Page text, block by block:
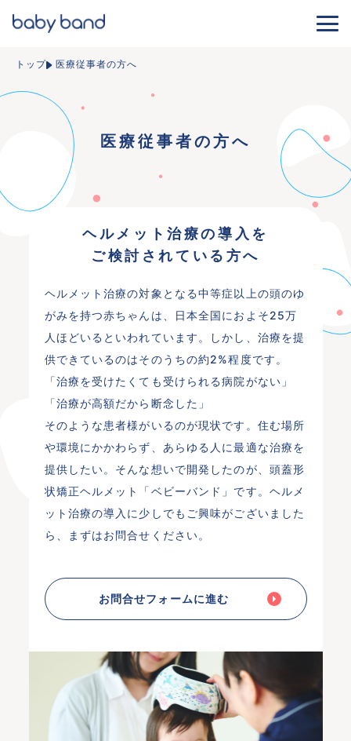
トップ 医療従事者の方へ
医療従事者の方へ
ヘルメット治療の導入を
ご検討されている方へ
ヘルメット治療の対象となる中等症以上の頭のゆ
がみを持つ赤ちゃんは、日本全国におよそ25万
人ほどいるといわれています。
しかし、治療を提
供できているのはそのうちの約2%程度です。
「治療を受けたくても受けられる病院がない」
「治療が高額だから断念した」
そのような患者様がいるのが現状です。住む場所
や環境にかかわらず、あらゆる人に最適な治療を
提供したい。そんな想いで開発したのが、頭蓋形
状矯正ヘルメット「ベビーバンド」です。ヘルメ
ット治療の導入に少しでもご興味がございました
ら、まずはお問合せください。
お問合せフォームに進む